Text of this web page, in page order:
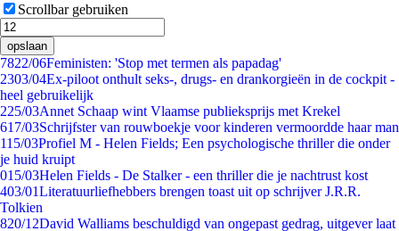
Scrollbar gebruiken
opslaan
7822/06Feministen: 'Stop met termen als papadag'
2303/04Ex-piloot onthult seks-, drugs- en drankorgieën in de cockpit -
heel gebruikelijk
225/03Annet Schaap wint Vlaamse publieksprijs met Krekel
617/03Schrijfster van rouwboekje voor kinderen vermoordde haar man
115/03Profiel M - Helen Fields; Een psychologische thriller die onder
je huid kruipt
015/03Helen Fields - De Stalker - een thriller die je nachtrust kost
403/01Literatuurliefhebbers brengen toast uit op schrijver J.R.R.
Tolkien
820/12David Walliams beschuldigd van ongepast gedrag, uitgever laat